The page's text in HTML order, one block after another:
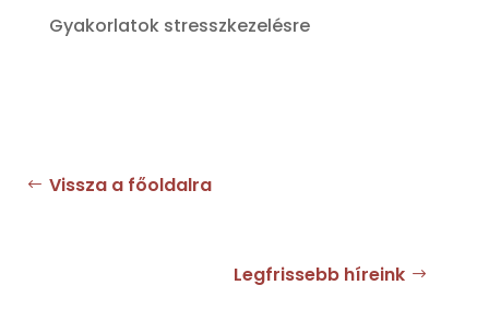
Gyakorlatok stresszkezelésre
Vissza a főoldalra
Legfrissebb híreink